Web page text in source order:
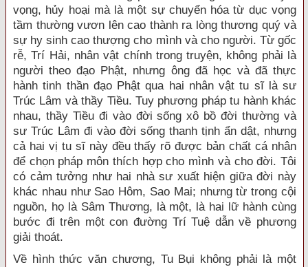
vọng, hủy hoại mà là một sự chuyển hóa từ dục vọng
tầm thường vươn lên cao thành ra lòng thương quý và
sự hy sinh cao thượng cho mình và cho người. Từ gốc
rễ, Trí Hải, nhân vật chính trong truyện, không phải là
người theo đạo Phật, nhưng ông đã học và đã thực
hành tinh thần đạo Phật qua hai nhân vật tu sĩ là sư
Trúc Lâm và thầy Tiều. Tuy phương pháp tu hành khác
nhau, thầy Tiều đi vào đời sống xô bồ đời thường và
sư Trúc Lâm đi vào đời sống thanh tịnh ẩn dật, nhưng
cả hai vị tu sĩ này đều thấy rõ được bản chất cá nhân
để chọn pháp môn thích hợp cho mình và cho đời. Tôi
có cảm tưởng như hai nhà sư xuất hiện giữa đời này
khác nhau như Sao Hôm, Sao Mai; nhưng từ trong cội
nguồn, họ là Sâm Thương, là một, là hai lữ hành cùng
bước đi trên một con đường Trí Tuệ dẫn về phương
giải thoát.
Về hình thức văn chương, Tu Bụi không phải là một